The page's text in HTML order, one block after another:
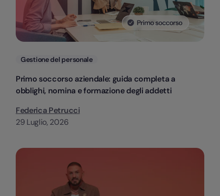
Categorie
Gestione del personale
Primo soccorso aziendale: guida completa a
obblighi, nomina e formazione degli addetti
Federica Petrucci
29 Luglio, 2026